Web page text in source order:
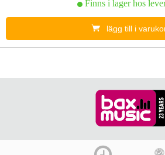
Finns i lager hos
lägg till i